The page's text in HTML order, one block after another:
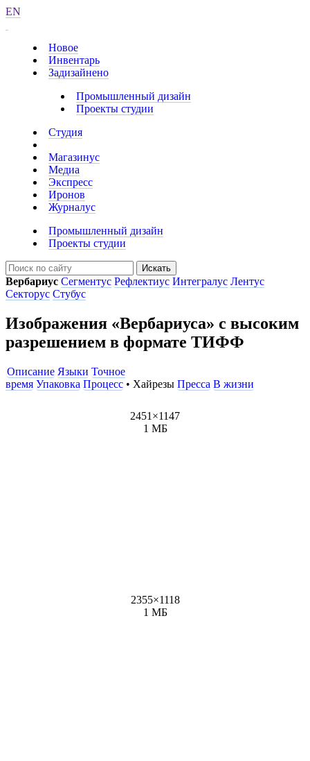
EN
Новое
Инвентарь
Задизайнено
Промышленный дизайн
Проекты студии
Студия
Магазинус
Медиа
Экспресс
Иронов
Журналус
Промышленный дизайн
Проекты студии
Искать
Вербариус Сегментус Рефлектиус Интегралус Лентус
Секторус Стубус
Изображения «Вербариуса» с высоким
разрешением в формате ТИФФ
Описание Языки Точное
время Упаковка Процесс • Хайрезы Пресса В жизни
2451 ×1147
1 МБ
2355×1118
1 МБ